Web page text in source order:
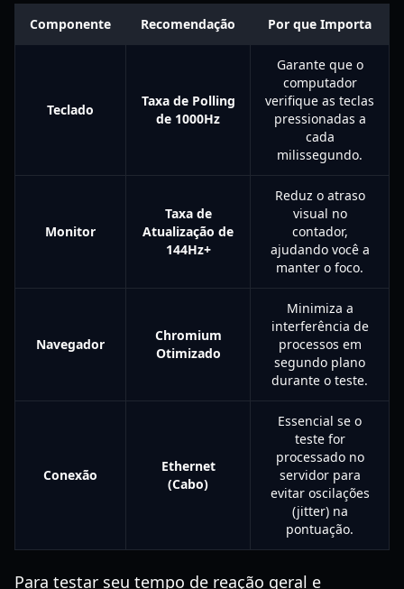
Componente Recomendação Por que Importa
Teclado
Taxa de Polling
de 1000Hz
Garante que o
computador
verifique as teclas
pressionadas a
cada
milissegundo.
Monitor
Taxa de
Atualização de
144Hz+
Reduz o atraso
visual no
contador,
ajudando você a
manter o foco.
Navegador
Chromium
Otimizado
Minimiza a
interferência de
processos em
segundo plano
durante o teste.
Conexão
Ethernet
(Cabo)
Essencial se o
teste for
processado no
servidor para
evitar oscilações
(jitter) na
pontuação.
Para testar seu tempo de reação geral e